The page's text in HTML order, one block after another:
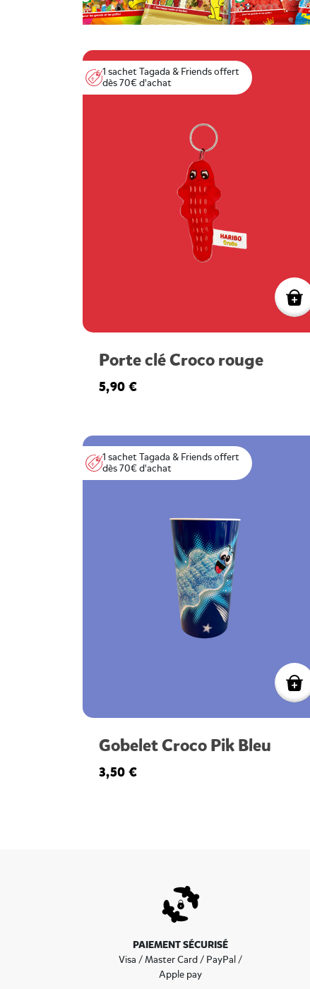
1 sachet Tagada & Friends offert
dès 70€ d'achat
Porte clé Croco rouge
5,90 €
1 sachet Tagada & Friends offert
dès 70€ d'achat
Gobelet Croco Pik Bleu
3,50 €
PAIEMENT SÉCURISÉ
Visa / Master Card / PayPal /
Apple pay